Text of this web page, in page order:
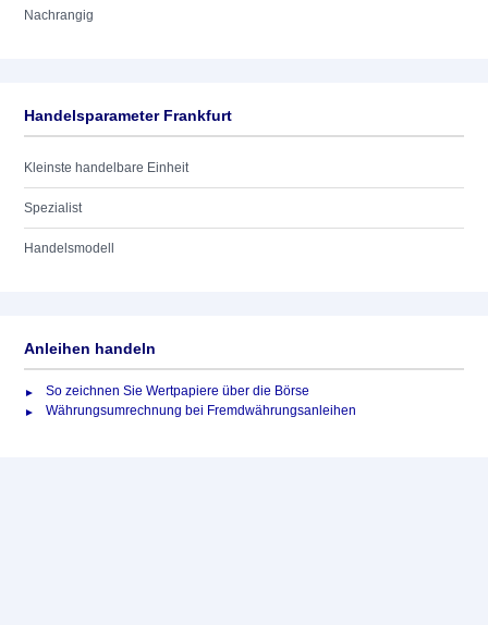
Nachrangig
Handelsparameter Frankfurt
Kleinste handelbare Einheit
Spezialist
Handelsmodell
Anleihen handeln
So zeichnen Sie Wertpapiere über die Börse
Währungsumrechnung bei Fremdwährungsanleihen